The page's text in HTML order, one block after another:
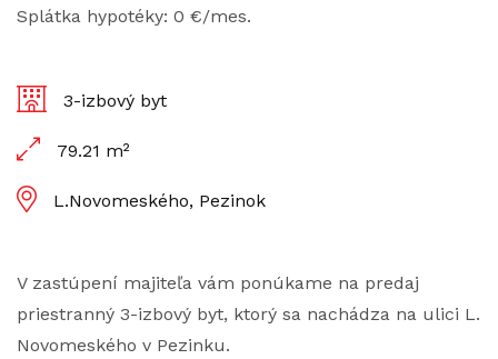
Splátka hypotéky: 0 €/mes.
3-izbový byt
79.21 m²
L.Novomeského, Pezinok
V zastúpení majiteľa vám ponúkame na predaj
priestranný 3-izbový byt, ktorý sa nachádza na ulici L.
Novomeského v Pezinku.